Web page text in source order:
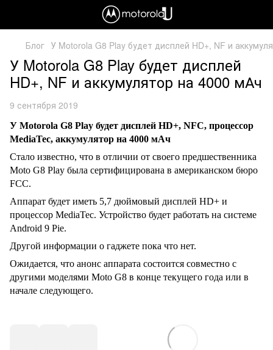
Блог У Motorola G8 Play будет дисплей HD+, NF и
У Motorola G8 Play будет дисплей
HD+, NF и аккумулятор на 4000 мАч
9 сентября 2019
У Motorola G8 Play будет дисплей HD+, NFC, процессор
MediaTeс, аккумулятор на 4000 мАч
Стало известно, что в отличии от своего предшественника
Moto G8 Play была сертифицирована в американском бюро
FCC.
Аппарат будет иметь 5,7 дюймовый дисплей HD+ и
процессор MediaTeс. Устройство будет работать на системе
Android 9 Pie.
Другой информации о гаджете пока что нет.
Ожидается, что анонс аппарата состоится совместно с
другими моделями Moto G8 в конце текущего года или в
начале следующего.